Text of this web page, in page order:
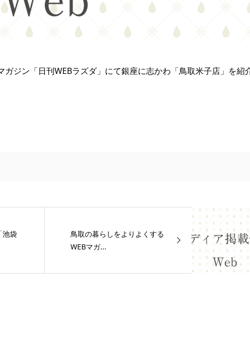
ジン「日刊WEBラズダ」にて銀座に志かわ「鳥取米子店」を紹
池袋
鳥取の暮らしをよりよくする
WEBマガ...